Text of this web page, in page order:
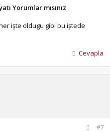
Yorumlar mısınız
işte oldugu gibi bu iştede
Cevapla
#7